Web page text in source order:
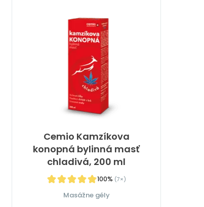
Cemio Kamzíkova
konopná bylinná masť
chladivá, 200 ml
100% (7×)
Masážne gély